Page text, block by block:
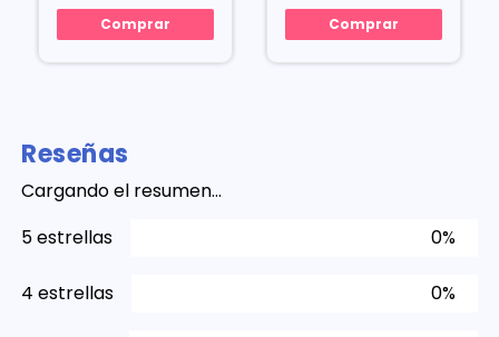
Comprar Comprar
Reseñas
Cargando el resumen…
5 estrellas
0%
4 estrellas 0%